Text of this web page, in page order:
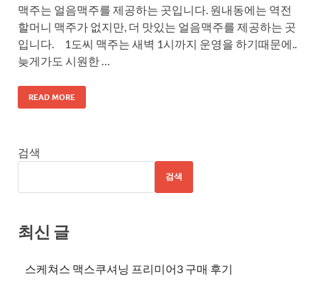
맥주는 얼음맥주를 제공하는 곳입니다. 원내동에는 역전
할머니 맥주가 없지만, 더 맛있는 얼음맥주를 제공하는 곳
입니다. 1도씨 맥주는 새벽 1시까지 운영을 하기때문에..
늦게가도 시원한 …
READ MORE
검색
검색
최신 글
스케쳐스 맥스쿠셔닝 프리미어3 구매 후기